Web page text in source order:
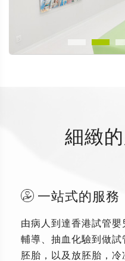
細緻
一站式的服務
由病人到達香港試管嬰
輔導、抽血化驗到做
胚胎，以及放胚胎，